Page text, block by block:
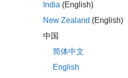
India (English)
New Zealand (English)
中国
简体中文
English